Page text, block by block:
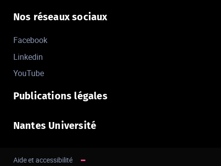
Nos réseaux sociaux
Facebook
Linkedin
YouTube
Publications légales
Nantes Université
Aide et accessibilité